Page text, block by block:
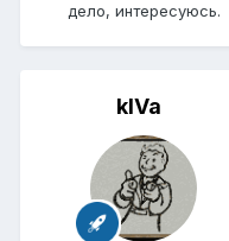
дело, интересуюсь.
kIVa